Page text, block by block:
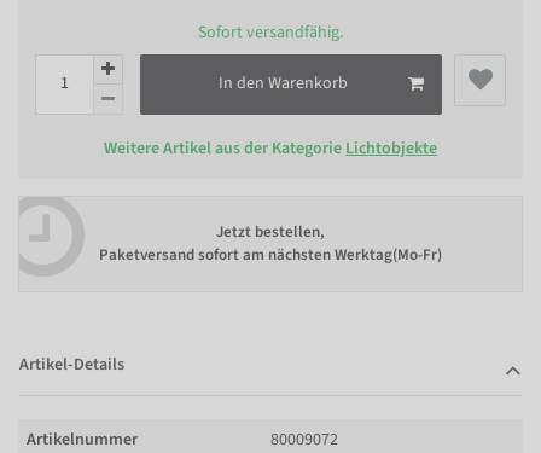
Sofort versandfähig.
In den Warenkorb
Weitere Artikel aus der Kategorie Lichtobjekte
Jetzt bestellen,
Paketversand sofort am nächsten Werktag(Mo-Fr)
Artikel-Details
Artikelnummer
80009072